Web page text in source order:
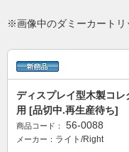
※画像中のダミーカートリ
ディスプレイ型木製コ
用 [品切中.再生産待ち]
商品コード： 56-0088
メーカー： ライト/Right